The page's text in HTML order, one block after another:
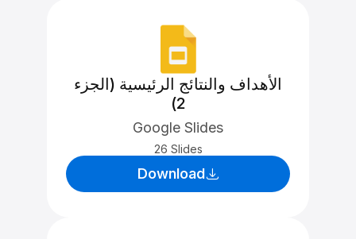
الأهداف والنتائج الرئيسية (الجزء
2)
Google Slides
26 Slides
Download